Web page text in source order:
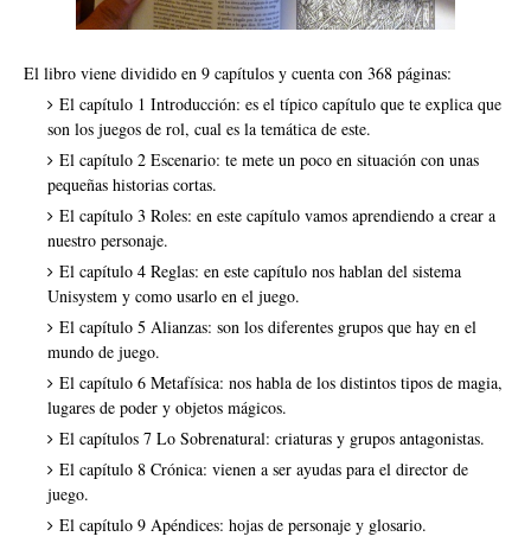
El libro viene dividido en 9 capítulos y cuenta con 368 páginas:
El capítulo 1 Introducción: es el típico capítulo que te explica que
son los juegos de rol, cual es la temática de este.
El capítulo 2 Escenario: te mete un poco en situación con unas
pequeñas historias cortas.
El capítulo 3 Roles: en este capítulo vamos aprendiendo a crear a
nuestro personaje.
El capítulo 4 Reglas: en este capítulo nos hablan del sistema
Unisystem y como usarlo en el juego.
El capítulo 5 Alianzas: son los diferentes grupos que hay en el
mundo de juego.
El capítulo 6 Metafísica: nos habla de los distintos tipos de magia,
lugares de poder y objetos mágicos.
El capítulos 7 Lo Sobrenatural: criaturas y grupos antagonistas.
El capítulo 8 Crónica: vienen a ser ayudas para el director de
juego.
El capítulo 9 Apéndices: hojas de personaje y glosario.